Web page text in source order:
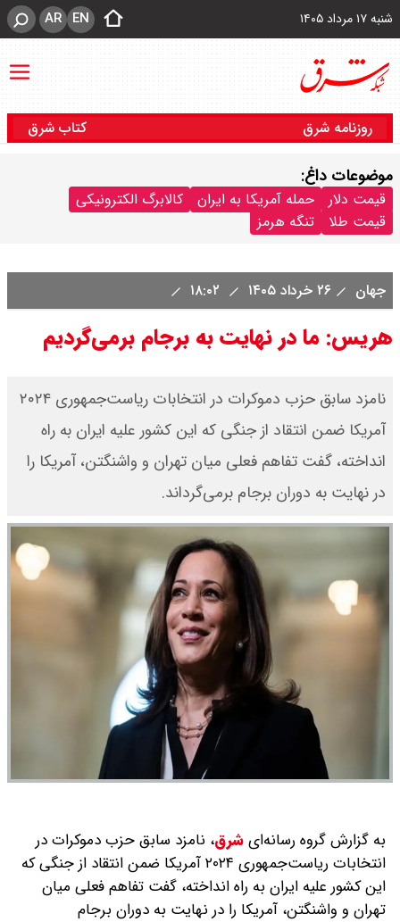
شنبه ۱۷ مرداد ۱۴۰۵ EN
AR
روزنامه شرق کتاب شرق
موضوعات داغ:
قیمت دلار حمله آمریکا به ایران
کالابرگ الکترونیکی
قیمت طلا
تنگه هرمز
جهان ۲۶ خرداد ۱۴۰۵
هریس: ما در نهایت به برجام برمی‌گردیم
نامزد سابق حزب دموکرات در انتخابات ریاست‌جمهوری ۲۰۲۴
آمریکا ضمن انتقاد از جنگی که این کشور علیه ایران به راه
انداخته، گفت تفاهم فعلی میان تهران و واشنگتن، آمریکا را
در نهایت به دوران برجام برمی‌گرداند.
به گزارش گروه رسانه‌ایشرق، نامزد سابق حزب دموکرات در
انتخابات ریاست‌جمهوری ۲۰۲۴ آمریکا ضمن انتقاد از جنگی که
این کشور علیه ایران به راه انداخته، گفت تفاهم فعلی میان
تهران و واشنگتن، آمریکا را در نهایت به دوران برجام